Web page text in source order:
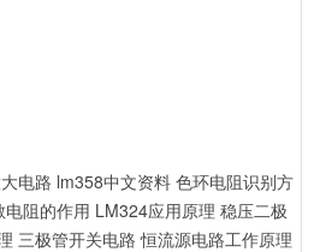
电路 lm358中文资料 色环电阻识别方
电阻的作用 LM324应用原理 稳压二极
三极管开关电路 恒流源电路工作原理